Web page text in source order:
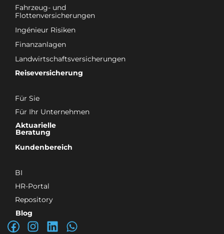
Fahrzeug- und
Flottenversicherungen
Ingénieur Risiken
Finanzanlagen
Landwirtschaftsversicherungen
Reiseversicherung
Für Sie
Für Ihr Unternehmen
Aktuarielle
Beratung
Kundenbereich
BI
HR-Portal
Repository
Blog